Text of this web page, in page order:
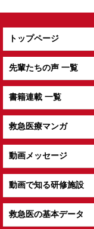
トップページ
先輩たちの声 一覧
書籍連載 一覧
救急医療マンガ
動画メッセージ
動画で知る研修施設
救急医の基本データ